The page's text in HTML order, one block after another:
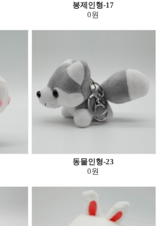
봉제인형-17
0원
동물인형-23
0원